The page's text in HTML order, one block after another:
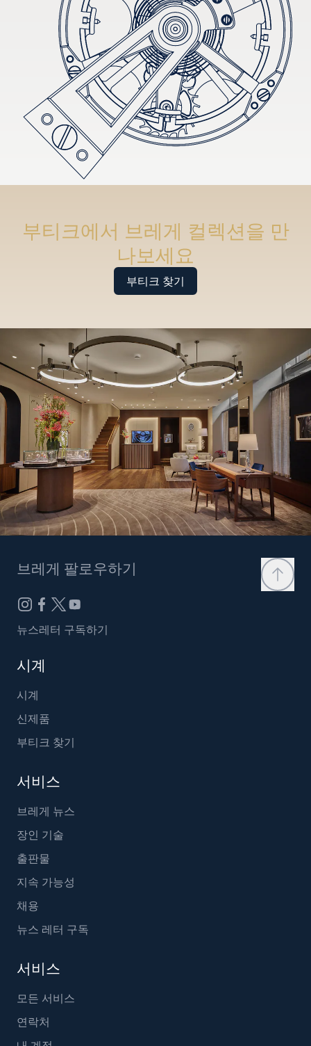
부티크에서 브레게 컬렉션을 만
나보세요
부티크 찾기
브레게 팔로우하기
뉴스레터 구독하기
시계
시계
신제품
부티크 찾기
서비스
브레게 뉴스
장인 기술
출판물
지속 가능성
채용
뉴스 레터 구독
서비스
모든 서비스
연락처